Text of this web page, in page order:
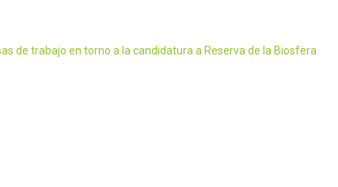
de trabajo en torno a la candidatura a Reserva de la Biosfera